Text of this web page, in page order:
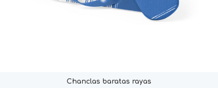
Chanclas baratas rayas